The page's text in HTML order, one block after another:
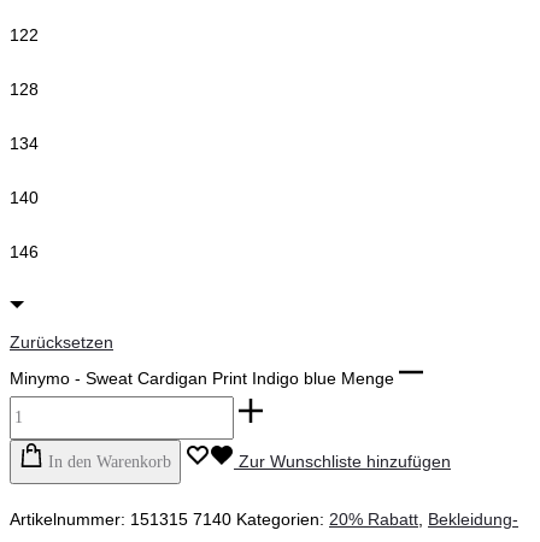
122
128
134
140
146
Zurücksetzen
Minymo - Sweat Cardigan Print Indigo blue Menge
In den Warenkorb Zur Wunschliste hinzufügen
Artikelnummer: 151315 7140 Kategorien: 20% Rabatt, Bekleidung-